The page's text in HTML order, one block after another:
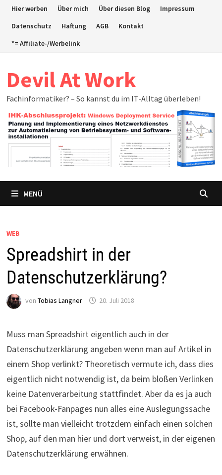
ZumHier werben Über mich Über diesen Blog
Impressum
Datenschutz
Haftung AGB
Kontakt
*= Affiliate-/Werbelink
Devil At Work
Fachinformatiker? – So kannst du im IT-Alltag überleben!
MENÜ
WEB
Spreadshirt in der
Datenschutzerklärung?
von Tobias Langner 20. Juli 2018
Muss man Spreadshirt eigentlich auch in der
Datenschutzerklärung angeben wenn man auf Artikel in
einem Shop verlinkt? Theoretisch vermute ich, dass dies
eigentlich nicht notwendig ist, da beim bloßen Verlinken
keine Datenverarbeitung stattfindet. Aber da es ja auch
bei Facebook-Fanpages nun alles eine Auslegungssache
ist, sollte man vielleicht trotzdem einfach einen solchen
Shop, auf den man hier und dort verweist, in der eigenen
Datenschutzerklärung erwähnen.